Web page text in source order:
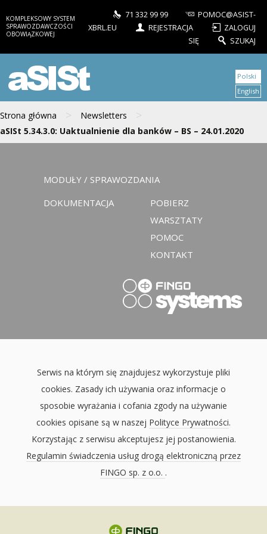
KOMPLEKSOWY SYSTEM
SPRAWOZDAWCZOŚCI
OBOWIĄZKOWEJ
71 332 99 99
POMOC@ASIST-
XBRL.EU
REJESTRACJA
ZALOGUJ
SIĘ
SZUKAJ
aSISt
Strona główna > Newsletters >
aSISt 5.34.3.0: Uaktualnienie dla banków – BS – 24.01.2020
Polski
English
MODUŁY / SPRAWOZDANIA
DOKUMENTACJA
POBIERZ
WARSZTATY
POMOC
KONTAKT
Serwis na którym się znajdujesz wykorzystuje pliki
cookies. Zasady ich używania oraz informacje o
sposobie wyrażania i cofania zgody na używanie
cookies opisane są w naszej Polityce Prywatności.
Korzystając z serwisu akceptujesz jej postanowienia.
Regulamin świadczenia usług drogą elektroniczną przez
FINGO sp. z o.o. .